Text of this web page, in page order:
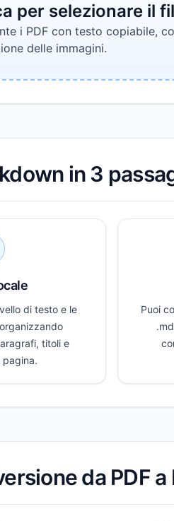
per selezionare il
i PDF con testo copiabile,
delle immagini.
in 3
di testo e le
titoli e
pagina.
Puoi
da PDF